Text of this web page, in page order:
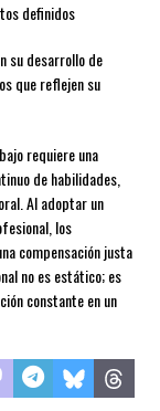
definidos
su desarrollo de
que reflejen su
requiere una
de habilidades,
Al adoptar un
los
compensación justa
no es estático; es
constante en un